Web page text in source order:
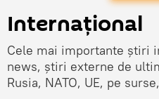
Internaţional
Cele mai importante știri
news, știri externe de
Rusia, NATO, UE, pe